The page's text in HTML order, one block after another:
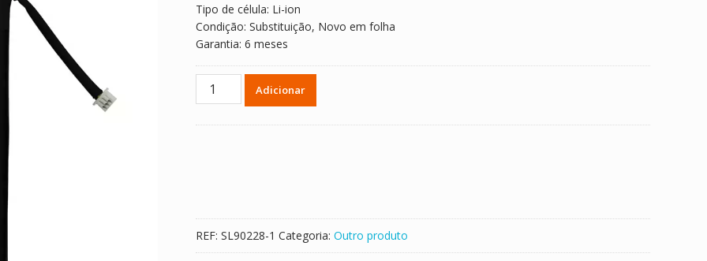
Tipo de célula: Li-ion
Condição: Substituição, Novo em folha
Garantia: 6 meses
Quantidade
Adicionar
REF: SL90228-1 Categoria: Outro produto